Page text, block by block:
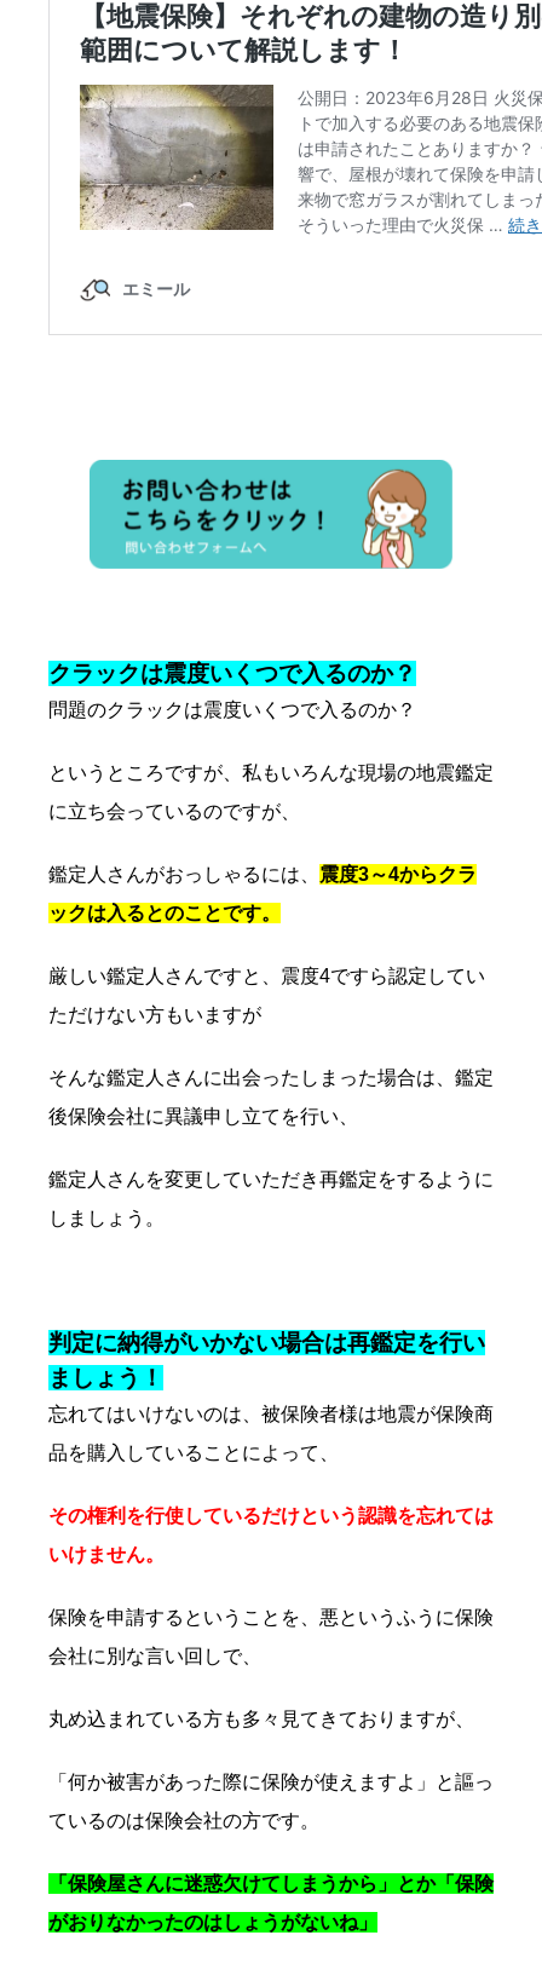
クラックは震度いくつで入るのか？
問題のクラックは震度いくつで入るのか？
というところですが、私もいろんな現場の地震鑑定
に立ち会っているのですが、
鑑定人さんがおっしゃるには、 震度3～4からクラ
ックは入るとのことです。
厳しい鑑定人さんですと、震度4ですら認定してい
ただけない方もいますが
そんな鑑定人さんに出会ったしまった場合は、鑑定
後保険会社に異議申し立てを行い、
鑑定人さんを変更していただき再鑑定をするように
しましょう。
判定に納得がいかない場合は再鑑定を行い
ましょう！
忘れてはいけないのは、被保険者様は地震が保険商
品を購入していることによって、
その権利を行使しているだけという認識を忘れては
いけません。
保険を申請するということを、悪というふうに保険
会社に別な言い回しで、
丸め込まれている方も多々見てきておりますが、
「何か被害があった際に保険が使えますよ」と謳っ
ているのは保険会社の方です。
「保険屋さんに迷惑欠けてしまうから」とか「保険
がおりなかったのはしょうがないね」